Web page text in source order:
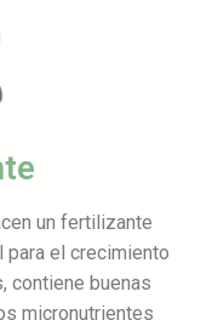
un fertilizante
el crecimiento
contiene buenas
micronutrientes